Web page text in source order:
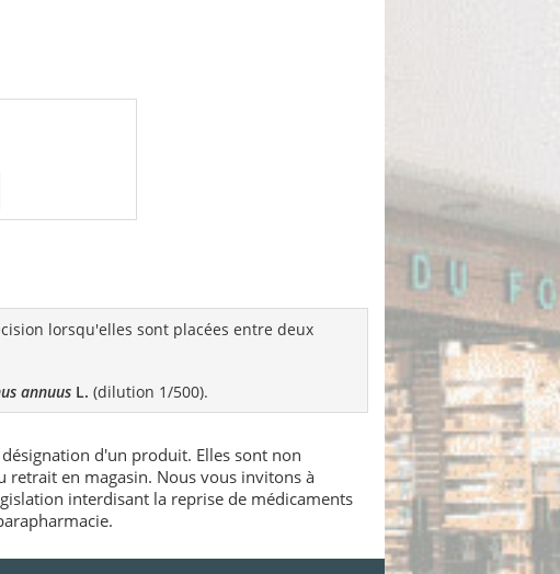
lorsqu'elles sont placées entre deux
annuusL. (dilution 1/500).
d'un produit. Elles sont non
en magasin. Nous vous invitons à
interdisant la reprise de médicaments